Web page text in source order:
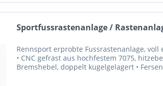
Sportfussrastenanlage /
Rennsport erprobte Fussrastenanlage,
• CNC gefräst aus hochfestem 7075,
Bremshebel, doppelt kugelgelagert •